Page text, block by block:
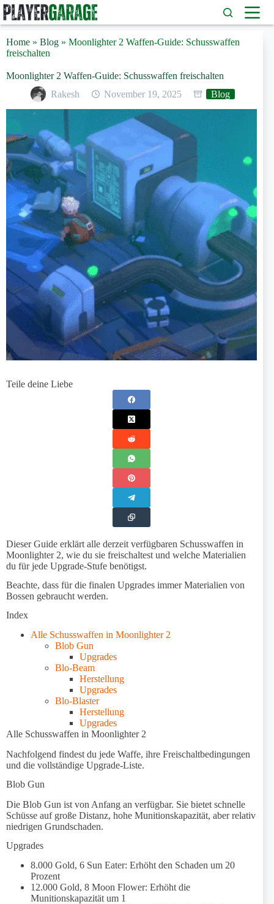
Zum
Inhalt
springen
Home » Blog » Moonlighter 2 Waffen-Guide: Schusswaffen
freischalten
Moonlighter 2 Waffen-Guide: Schusswaffen freischalten
Rakesh
November 19, 2025 Blog
Teile deine Liebe
Dieser Guide erklärt alle derzeit verfügbaren Schusswaffen in
Moonlighter 2, wie du sie freischaltest und welche Materialien
du für jede Upgrade-Stufe benötigst.
Beachte, dass für die finalen Upgrades immer Materialien von
Bossen gebraucht werden.
Index
Alle Schusswaffen in Moonlighter 2
Blob Gun
Upgrades
Blo-Beam
Herstellung
Upgrades
Blo-Blaster
Herstellung
Upgrades
Alle Schusswaffen in Moonlighter 2
Nachfolgend findest du jede Waffe, ihre Freischaltbedingungen
und die vollständige Upgrade-Liste.
Blob Gun
Die Blob Gun ist von Anfang an verfügbar. Sie bietet schnelle
Schüsse auf große Distanz, hohe Munitionskapazität, aber relativ
niedrigen Grundschaden.
Upgrades
8.000 Gold, 6 Sun Eater: Erhöht den Schaden um 20
Prozent
12.000 Gold, 8 Moon Flower: Erhöht die
Munitionskapazität um 1